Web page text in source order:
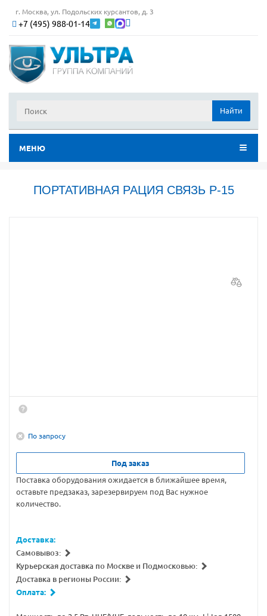
г. Москва, ул. Подольских курсантов, д. 3
+7 (495) 988-01-14
Найти
МЕНЮ
ПОРТАТИВНАЯ РАЦИЯ СВЯЗЬ Р-15
По запросу
Под заказ
Поставка оборудования ожидается в ближайшее время,
оставьте предзаказ, зарезервируем под Вас нужное
количество.
Доставка:
Самовывоз:
Курьерская доставка по Москве и Подмосковью:
Доставка в регионы России:
Оплата: